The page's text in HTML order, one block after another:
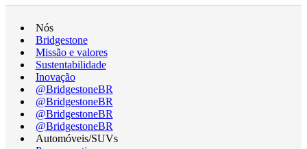
Nós
Bridgestone
Missão e valores
Sustentabilidade
Inovação
@BridgestoneBR
@BridgestoneBR
@BridgestoneBR
@BridgestoneBR
Automóveis/SUVs